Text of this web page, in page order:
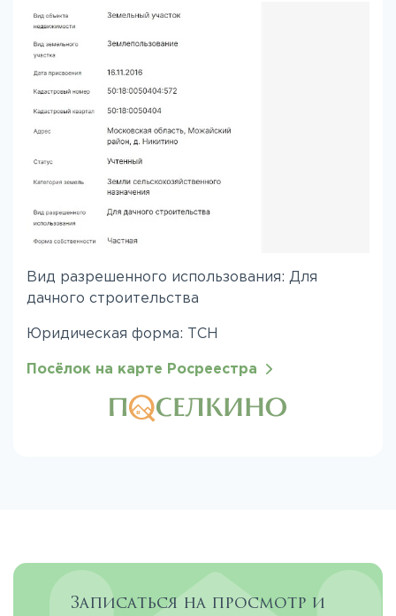
Вид разрешенного использования: Для
дачного строительства
Юридическая форма: ТСН
Посёлок на карте Росреестра
Записаться на просмотр и